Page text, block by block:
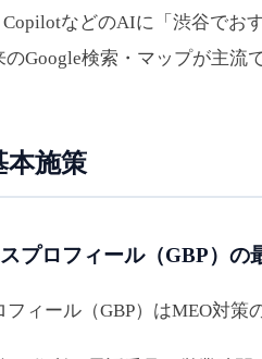
CopilotなどのAIに「渋谷で
Google検索・マップが主流
本施策
プロフィール（GBP）の
ィール（GBP）はMEO対策